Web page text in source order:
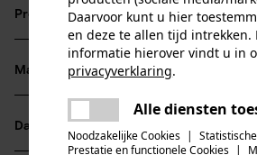
hebt u meer massief hout
Zaagketting met nieuw ontworpen
zaagprestaties, bijna geen
Langere levensduur dankzij nieuw
neustandwiel en hardere
Productinformatie
Productdetails
Activiteitstype
Materiaal & onderhoud
Materiaal
Datasheets
Daarvoor kunt u hier
en deze te allen tijd intrekken.
informatie hierover vindt u in
privacyverklaring.
Alle diensten
Noodzakelijke Cookies |
Prestatie en functionele Cookies |
Er is een fout
het opnieuw te proberen.
delen